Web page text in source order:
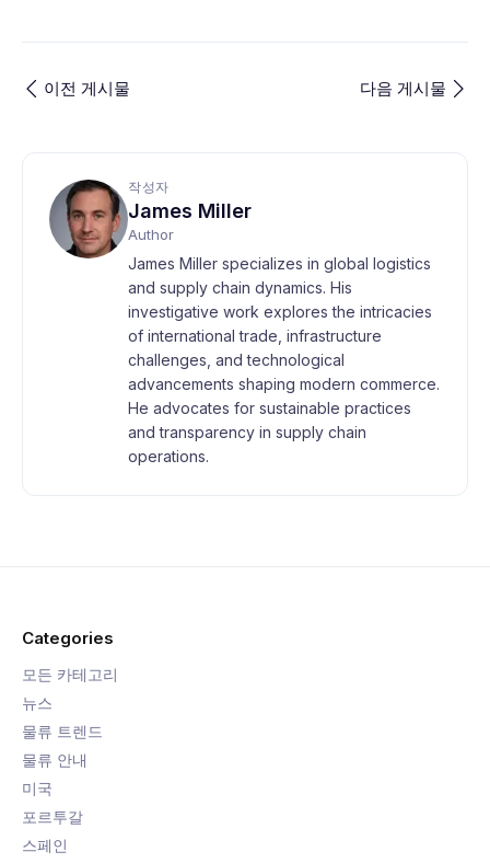
이전 게시물 다음 게시물
작성자
James Miller
Author
James Miller specializes in global logistics
and supply chain dynamics. His
investigative work explores the intricacies
of international trade, infrastructure
challenges, and technological
advancements shaping modern commerce.
He advocates for sustainable practices
and transparency in supply chain
operations.
Categories
모든 카테고리
뉴스
물류 트렌드
물류 안내
미국
포르투갈
스페인